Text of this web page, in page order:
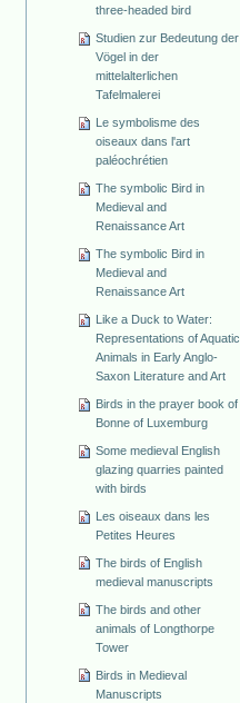
three-headed bird
Studien zur Bedeutung der
Vögel in der
mittelalterlichen
Tafelmalerei
Le symbolisme des
oiseaux dans l'art
paléochrétien
The symbolic Bird in
Medieval and
Renaissance Art
The symbolic Bird in
Medieval and
Renaissance Art
Like a Duck to Water:
Representations of Aquatic
Animals in Early Anglo-
Saxon Literature and Art
Birds in the prayer book of
Bonne of Luxemburg
Some medieval English
glazing quarries painted
with birds
Les oiseaux dans les
Petites Heures
The birds of English
medieval manuscripts
The birds and other
animals of Longthorpe
Tower
Birds in Medieval
Manuscripts